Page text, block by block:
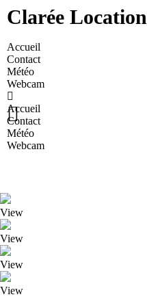
Clarée Location
Accueil
Contact
Météo
Webcam
Accueil
Contact
Météo
Webcam
View
View
View
View